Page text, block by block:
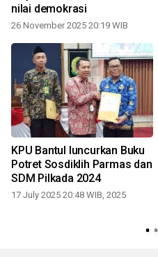
nilai demokrasi
26 November 2025 20:19 WIB
KPU Bantul luncurkan Buku
Potret Sosdiklih Parmas dan
SDM Pilkada 2024
17 July 2025 20:48 WIB, 2025